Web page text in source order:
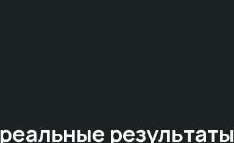
реальные результаты